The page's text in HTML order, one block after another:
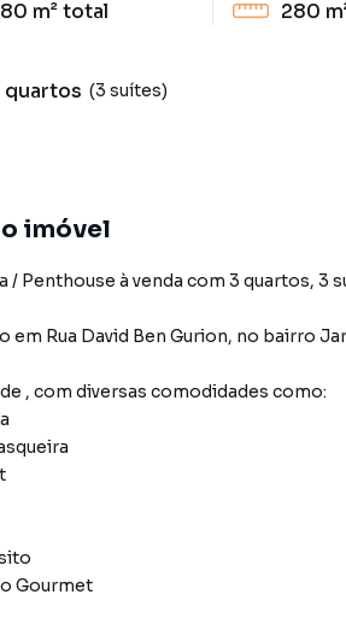
m²total 280
quartos (3 suítes)
imóvel
/ Penthouse à venda com 3 quartos, 3
em Rua David Ben Gurion, no bairro
, com diversas comodidades como:
Gourmet